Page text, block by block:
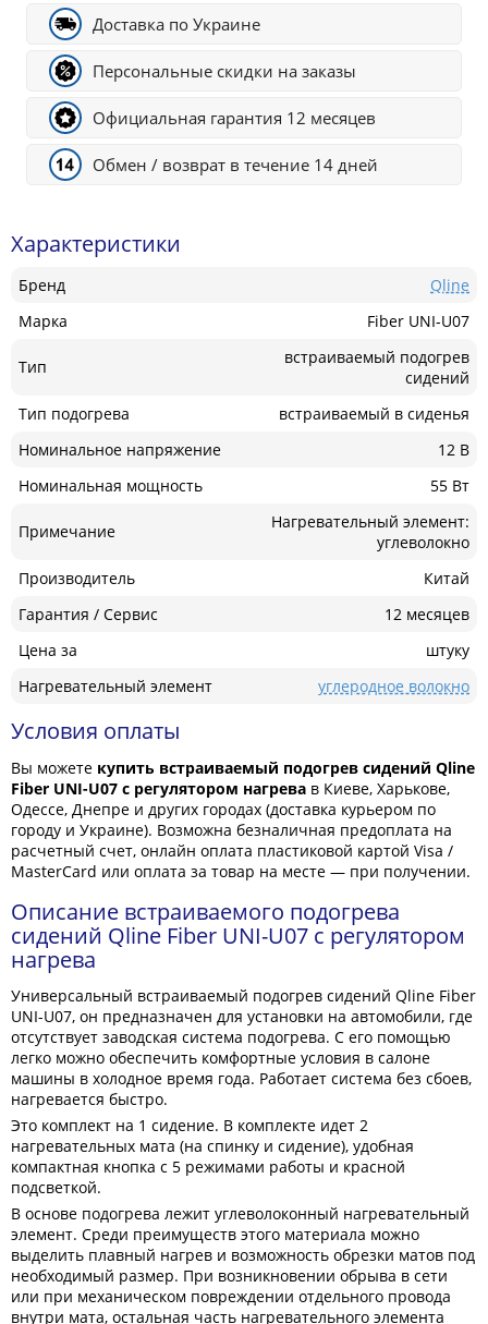
Доставка по Украине
Персональные скидки на заказы
Официальная гарантия 12 месяцев
Обмен / возврат в течение 14 дней
Характеристики
Бренд
Qline
Марка
Fiber UNI-U07
Тип
встраиваемый подогрев
сидений
Тип подогрева
встраиваемый в сиденья
Номинальное напряжение
12 В
Номинальная мощность
55 Вт
Примечание
Нагревательный элемент:
углеволокно
Производитель
Китай
Гарантия / Сервис
12 месяцев
Цена за
штуку
Нагревательный элемент
углеродное волокно
Условия оплаты
Вы можете купить встраиваемый подогрев сидений Qline
Fiber UNI-U07 с регулятором нагрева в Киеве, Харькове,
Одессе, Днепре и других городах (доставка курьером по
городу и Украине). Возможна безналичная предоплата на
расчетный счет, онлайн оплата пластиковой картой Visa /
MasterCard или оплата за товар на месте — при получении.
Описание встраиваемого подогрева
сидений Qline Fiber UNI-U07 с регулятором
нагрева
Универсальный встраиваемый подогрев сидений Qline Fiber
UNI-U07, он предназначен для установки на автомобили, где
отсутствует заводская система подогрева. С его помощью
легко можно обеспечить комфортные условия в салоне
машины в холодное время года. Работает система без сбоев,
нагревается быстро.
Это комплект на 1 сидение. В комплекте идет 2
нагревательных мата (на спинку и сидение), удобная
компактная кнопка с 5 режимами работы и красной
подсветкой.
В основе подогрева лежит углеволоконный нагревательный
элемент. Среди преимуществ этого материала можно
выделить плавный нагрев и возможность обрезки матов под
необходимый размер. При возникновении обрыва в сети
или при механическом повреждении отдельного провода
внутри мата, остальная часть нагревательного элемента